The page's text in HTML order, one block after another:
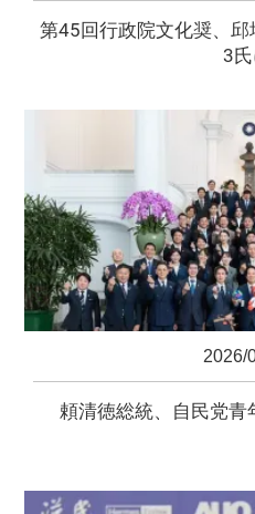
第45回行政院文化奨、
3
2026/
頼清徳総統、自民党